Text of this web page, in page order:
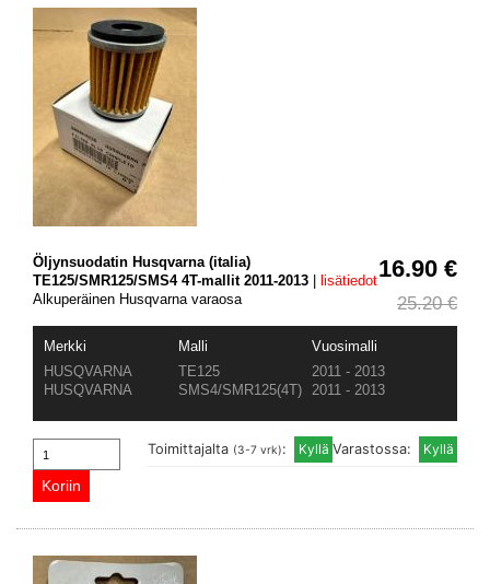
16.90 €
25.20 €
Öljynsuodatin Husqvarna (italia)
TE125/SMR125/SMS4 4T-mallit 2011-2013
lisätiedot
Alkuperäinen Husqvarna varaosa
Merkki Malli
Vuosimalli
HUSQVARNA
TE125
2011 - 2013
HUSQVARNA
SMS4/SMR125(4T) 2011 - 2013
Varastossa:
Toimittajalta (3-7 vrk):